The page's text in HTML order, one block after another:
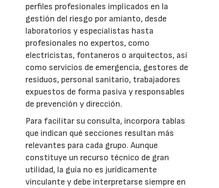
perfiles profesionales implicados en la
gestión del riesgo por amianto, desde
laboratorios y especialistas hasta
profesionales no expertos, como
electricistas, fontaneros o arquitectos, así
como servicios de emergencia, gestores de
residuos, personal sanitario, trabajadores
expuestos de forma pasiva y responsables
de prevención y dirección.
Para facilitar su consulta, incorpora tablas
que indican qué secciones resultan más
relevantes para cada grupo. Aunque
constituye un recurso técnico de gran
utilidad, la guía no es jurídicamente
vinculante y debe interpretarse siempre en